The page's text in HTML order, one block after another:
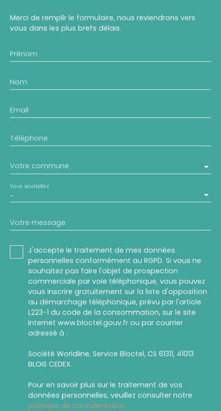
Merci de remplir le formulaire, nous reviendrons vers
vous dans les plus brefs délais.
Prénom
Nom
Email
Téléphone
Votre commune
-
Vous souhaitez
Votre message
J'accepte le traitement de mes données
personnelles conformément au RGPD. Si vous ne
souhaitez pas faire l'objet de prospection
commerciale par voie téléphonique, vous pouvez
vous inscrire gratuitement sur la liste d'opposition
au démarchage téléphonique, prévu par l'article
L223-1 du code de la consommation, sur le site
Internet www.bloctel.gouv.fr ou par courrier
adressé à :
Société Worldline, Service Bloctel, CS 61311, 41013
BLOIS CEDEX.
Pour en savoir plus sur le traitement de vos
données personnelles, veuillez consulter notre
politique de confidentialité.